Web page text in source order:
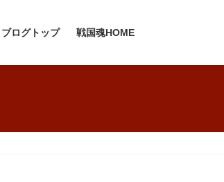
ブログトップ 戦国魂HOME